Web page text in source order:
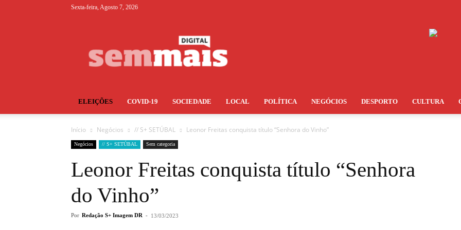
Sexta-feira, Agosto 7, 2026
ELEIÇÕES COVID-19 SOCIEDADE LOCAL POLÍTICA NEGÓCIOS DESPORTO CULTURA
Início Negócios // S+ SETÚBAL Leonor Freitas conquista título “Senhora do Vinho”
Negócios // S+ SETÚBAL Sem categoria
Leonor Freitas conquista título “Senhora
do Vinho”
Por Redação S+ Imagem DR - 13/03/2023